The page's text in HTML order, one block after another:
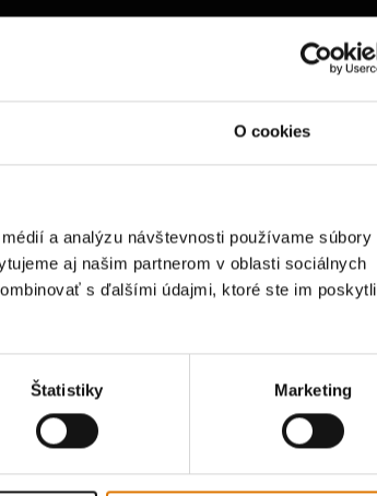
O cookies
a analýzu návštevnosti používame súbory
aj našim partnerom v oblasti sociálnych
s ďalšími údajmi, ktoré ste im poskytli
Štatistiky Marketing